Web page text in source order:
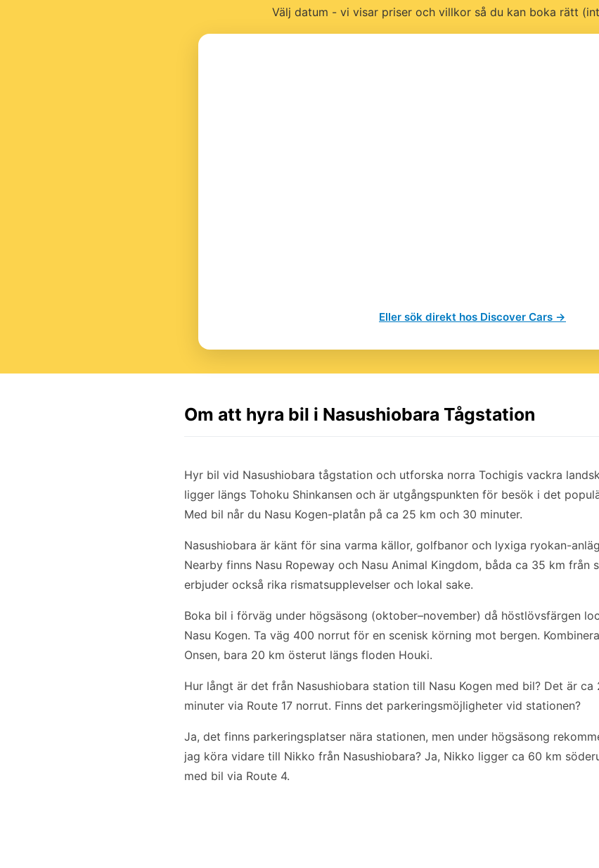
Välj datum - vi visar priser och villkor så du kan boka rätt
Eller sök direkt hos Discover Cars →
Om att hyra bil i Nasushiobara Tågstation
Hyr bil vid Nasushiobara tågstation och utforska norra Tochigis vackra
ligger längs Tohoku Shinkansen och är utgångspunkten för besök i det
Med bil når du Nasu Kogen-platån på ca 25 km och 30 minuter.
Nasushiobara är känt för sina varma källor, golfbanor och lyxiga ryokan-
Nearby finns Nasu Ropeway och Nasu Animal Kingdom, båda ca 35 km från
erbjuder också rika rismatsupplevelser och lokal sake.
Boka bil i förväg under högsäsong (oktober–november) då höstlövsfärgen
Nasu Kogen. Ta väg 400 norrut för en scenisk körning mot bergen.
Onsen, bara 20 km österut längs floden Houki.
Hur långt är det från Nasushiobara station till Nasu Kogen med bil? Det är
minuter via Route 17 norrut. Finns det parkeringsmöjligheter vid stationen?
Ja, det finns parkeringsplatser nära stationen, men under högsäsong
jag köra vidare till Nikko från Nasushiobara? Ja, Nikko ligger ca 60 km
med bil via Route 4.